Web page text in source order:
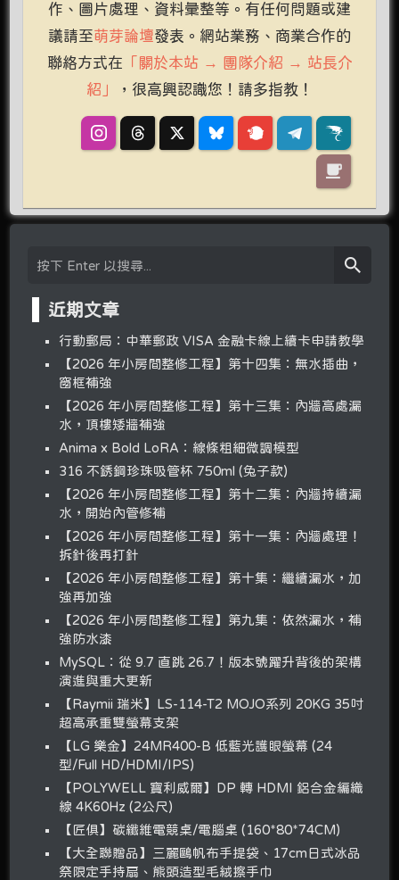
作、圖片處理、資料彙整等。有任何問題或建
議請至萌芽論壇發表。網站業務、商業合作的
聯絡方式在 「關於本站 → 團隊介紹 → 站長介
紹」
，很高興認識您！請多指教！
近期文章
行動郵局：中華郵政 VISA 金融卡線上續卡申請教學
【2026 年小房間整修工程】第十四集：無水插曲，
窗框補強
【2026 年小房間整修工程】第十三集：內牆高處漏
水，頂樓矮牆補強
Anima x Bold LoRA：線條粗細微調模型
316 不銹鋼珍珠吸管杯 750ml (兔子款)
【2026 年小房間整修工程】第十二集：內牆持續漏
水，開始內管修補
【2026 年小房間整修工程】第十一集：內牆處理！
拆針後再打針
【2026 年小房間整修工程】第十集：繼續漏水，加
強再加強
【2026 年小房間整修工程】第九集：依然漏水，補
強防水漆
MySQL：從 9.7 直跳 26.7！版本號躍升背後的架構
演進與重大更新
【Raymii 瑞米】LS-114-T2 MOJO系列 20KG 35吋
超高承重雙螢幕支架
【LG 樂金】24MR400-B 低藍光護眼螢幕 (24
型/Full HD/HDMI/IPS)
【POLYWELL 寶利威爾】DP 轉 HDMI 鋁合金編織
線 4K60Hz (2公尺)
【匠俱】碳纖維電競桌/電腦桌 (160*80*74CM)
【大全聯贈品】三麗鷗帆布手提袋、17cm日式冰品
祭限定手持扇、熊頭造型毛絨擦手巾